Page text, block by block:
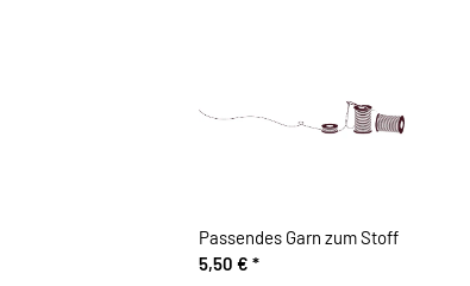
Passendes Garn zum Stoff
5,50 € *